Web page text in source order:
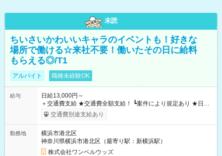
未読
ちいさいかわいいキャラのイベントも！好きな
場所で働ける☆来社不要！働いたその日に給料
もらえる◎/T1
アルバイト 職種未経験OK
給与
日給13,000円～
＋交通費支給 ★交通費全額支給！ ┗案件により規定あり ★日払
いOK！（規定あり） ┗働いたその日に現金GET♪ お仕事後はコ
ンビニATMから 日払い分を引き落とせます！ 【試用期間】試
交通費別途支給あり
勤務地
横浜市港北区
神奈川県横浜市港北区（最寄り駅：新横浜駅）
株式会社ワンベルウッズ